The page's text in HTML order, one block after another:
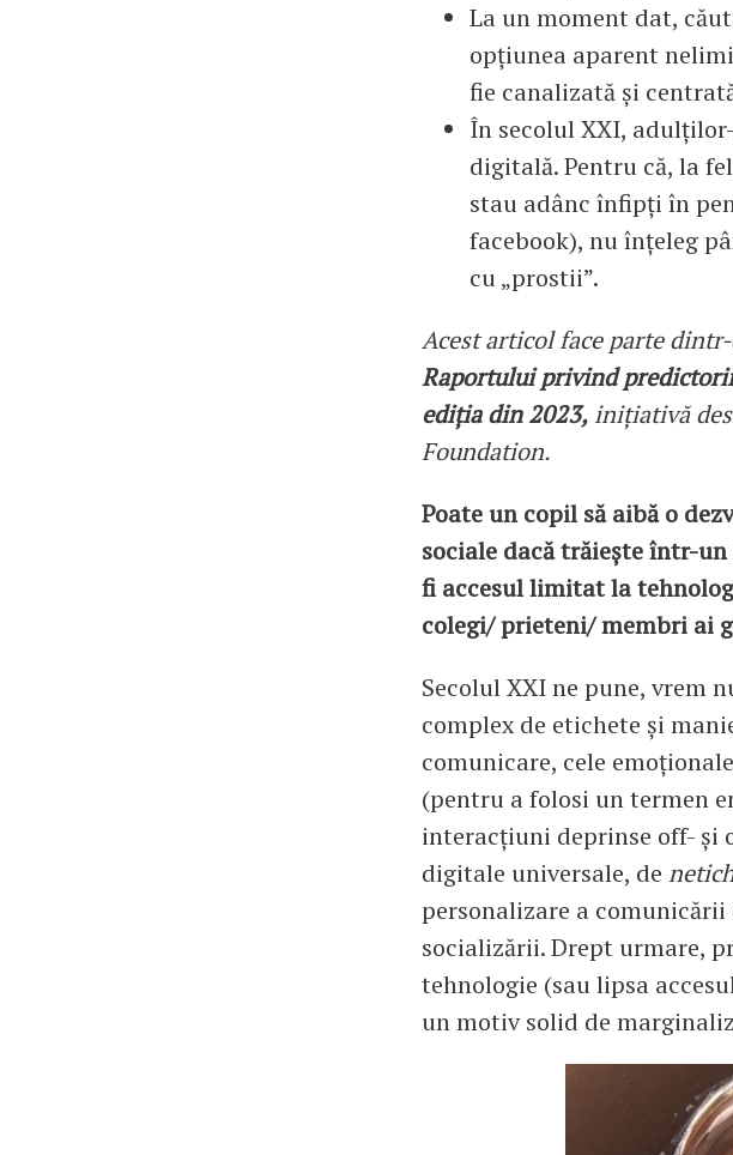
La un moment dat,
opțiunea aparent
fie canalizată și
În secolul XXI,
digitală. Pentru că, la
stau adânc înfipți în
facebook), nu înțeleg
cu „prostii”.
Acest articol face parte
Raportului privind
ediția din 2023, inițiativă
Foundation.
Poate un copil să aibă o
sociale dacă trăiește într-
fi accesul limitat la
colegi/ prieteni/ membri ai
Secolul XXI ne pune, vrem
complex de etichete și
comunicare, cele
(pentru a folosi un termen
interacțiuni deprinse off- și
digitale universale, de
personalizare a
socializării. Drept urmare,
tehnologie (sau lipsa
un motiv solid de